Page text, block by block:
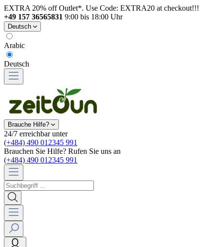
EXTRA 20% off Outlet*. Use Code: EXTRA20 at checkout!!!
+49 157 36565831 9:00 bis 18:00 Uhr
Deutsch
Arabic
Deutsch
Brauche Hilfe?
24/7 erreichbar unter
(+484) 490 012345 991
Brauchen Sie Hilfe? Rufen Sie uns an
(+484) 490 012345 991